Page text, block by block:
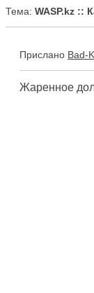
Тема: WASP.kz ::
Прислано Bad-
Жаренное